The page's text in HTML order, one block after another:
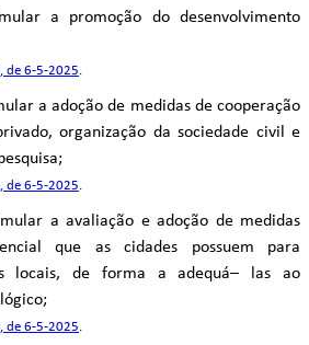
a promoção do desenvolvimento
de 6-5-2025.
a adoção de medidas de cooperação
organização da sociedade civil e
de 6-5-2025.
a avaliação e adoção de medidas
que as cidades possuem para
locais, de forma a adequá– las ao
de 6-5-2025.